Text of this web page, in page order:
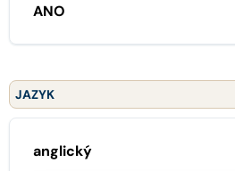
ANO
JAZYK
anglický